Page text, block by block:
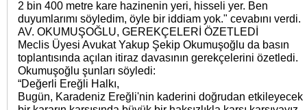
2 bin 400 metre kare hazinenin yeri, hisseli yer. Ben
duyumlarımı söyledim, öyle bir iddiam yok." cevabını verdi.
AV. OKUMUŞOĞLU, GEREKÇELERİ ÖZETLEDİ
Meclis Üyesi Avukat Yakup Şekip Okumuşoğlu da basın
toplantısında açılan itiraz davasının gerekçelerini özetledi.
Okumuşoğlu şunları söyledi:
“Değerli Ereğli Halkı,
Bugün, Karadeniz Ereğli'nin kaderini doğrudan etkileyecek